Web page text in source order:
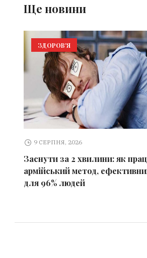
Ще новини
ЗДОРОВ'Я
9 СЕРПНЯ, 2026
Заснути за 2 хвилини: як
армійський метод,
для 96% людей